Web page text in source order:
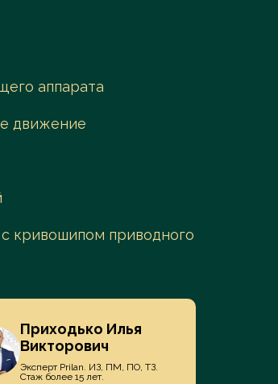
аппарата
движение
с кривошипом приводного
Приходько Илья
Викторович
Эксперт Prilan. ИЗ, ПМ, ПО, ТЗ.
Стаж более 15 лет.